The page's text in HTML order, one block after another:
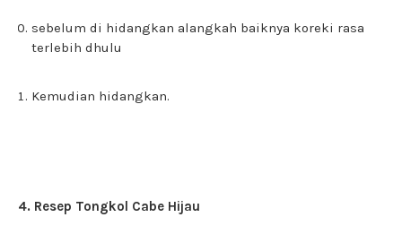
sebelum di hidangkan alangkah baiknya koreki rasa
terlebih dhulu
Kemudian hidangkan.
4. Resep Tongkol Cabe Hijau